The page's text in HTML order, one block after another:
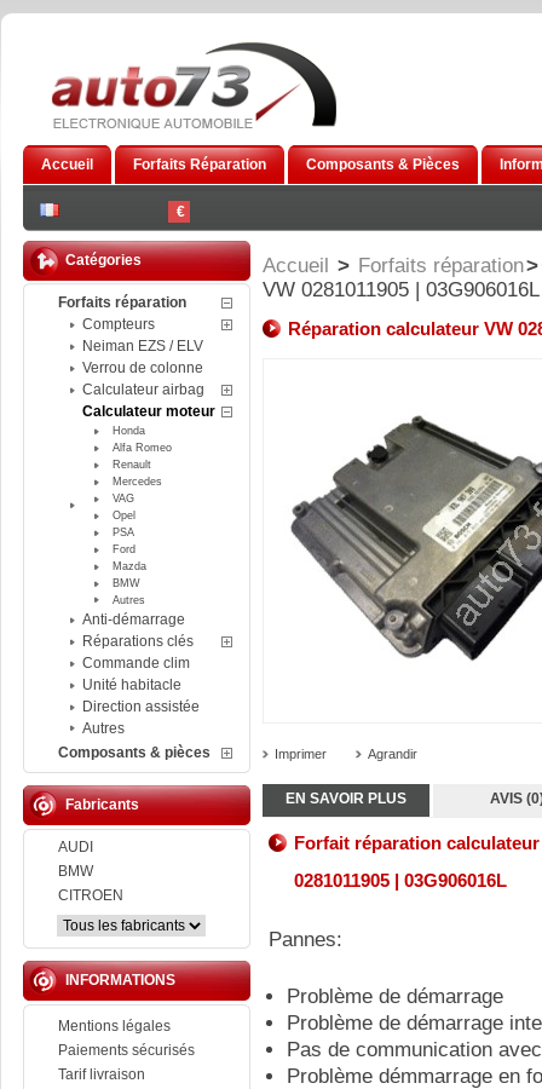
€
Accueil Forfaits Réparation Composants & Pièces
Catégories
Forfaits réparation
Compteurs
Neiman EZS / ELV
Verrou de colonne
Calculateur airbag
Calculateur moteur
Honda
Alfa Romeo
Renault
Mercedes
VAG
Opel
PSA
Ford
Mazda
BMW
Autres
Anti-démarrage
Réparations clés
Commande clim
Unité habitacle
Direction assistée
Autres
Composants & pièces
Fabricants
AUDI
BMW
CITROEN
INFORMATIONS
Mentions légales
Paiements sécurisés
Tarif livraison
Accueil > Forfaits réparation>
VW 0281011905 | 03G906016L
Réparation calculateur VW
Imprimer Agrandir
EN SAVOIR PLUS AVIS
Forfait réparation
0281011905 | 03G906016L
Pannes:
Problème de démarrage
Problème de démarrage
Pas de communication
Problème démmarrage en